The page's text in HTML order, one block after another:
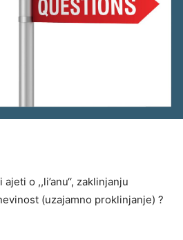
o ,,li’anu‘‘, zaklinjanju
(uzajamno proklinjanje) ?